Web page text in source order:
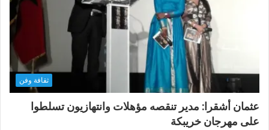
ثقافة وفن
عثمان أشقرا: مدير تنقصه مؤهلات وانتهازيون تسلطوا
على مهرجان خريبكة